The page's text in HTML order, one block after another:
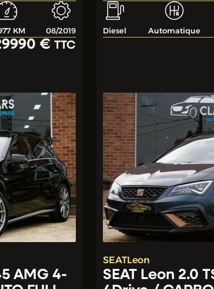
KM 08/2019
€TTC
Diesel Automatique
AMG 4-
SEATLeon
SEAT Leon 2.0